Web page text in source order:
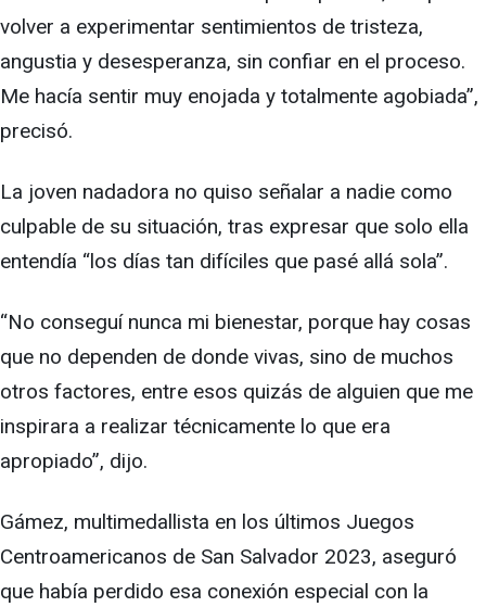
volver a experimentar sentimientos de tristeza,
angustia y desesperanza, sin confiar en el proceso.
Me hacía sentir muy enojada y totalmente agobiada”,
precisó.
La joven nadadora no quiso señalar a nadie como
culpable de su situación, tras expresar que solo ella
entendía “los días tan difíciles que pasé allá sola”.
“No conseguí nunca mi bienestar, porque hay cosas
que no dependen de donde vivas, sino de muchos
otros factores, entre esos quizás de alguien que me
inspirara a realizar técnicamente lo que era
apropiado”, dijo.
Gámez, multimedallista en los últimos Juegos
Centroamericanos de San Salvador 2023, aseguró
que había perdido esa conexión especial con la